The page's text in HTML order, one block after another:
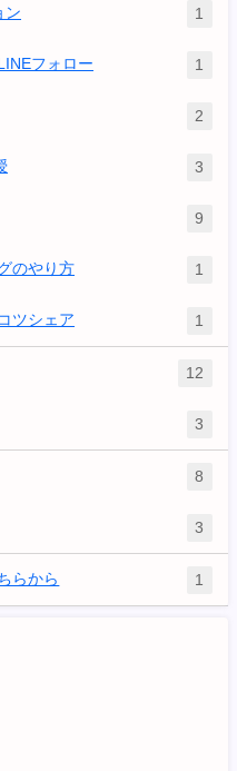
ン 1
フォロー 1
2
3
9
のやり方 1
ツシェア 1
12
3
8
3
らから 1